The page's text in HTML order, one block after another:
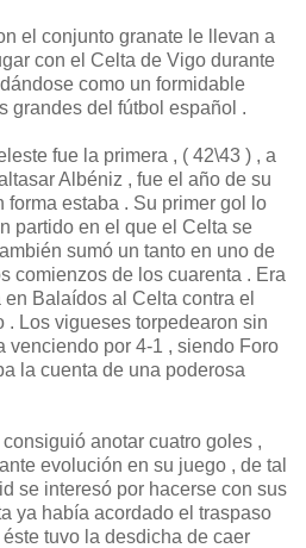
el conjunto granate le llevan a
con el Celta de Vigo durante
como un formidable
grandes del fútbol español .
fue la primera , ( 42\43 ) , a
Albéniz , fue el año de su
estaba . Su primer gol lo
partido en el que el Celta se
sumó un tanto en uno de
comienzos de los cuarenta . Era
Balaídos al Celta contra el
Los vigueses torpedearon sin
venciendo por 4-1 , siendo Foro
la cuenta de una poderosa
anotar cuatro goles ,
evolución en su juego , de tal
se interesó por hacerse con sus
ya había acordado el traspaso
tuvo la desdicha de caer